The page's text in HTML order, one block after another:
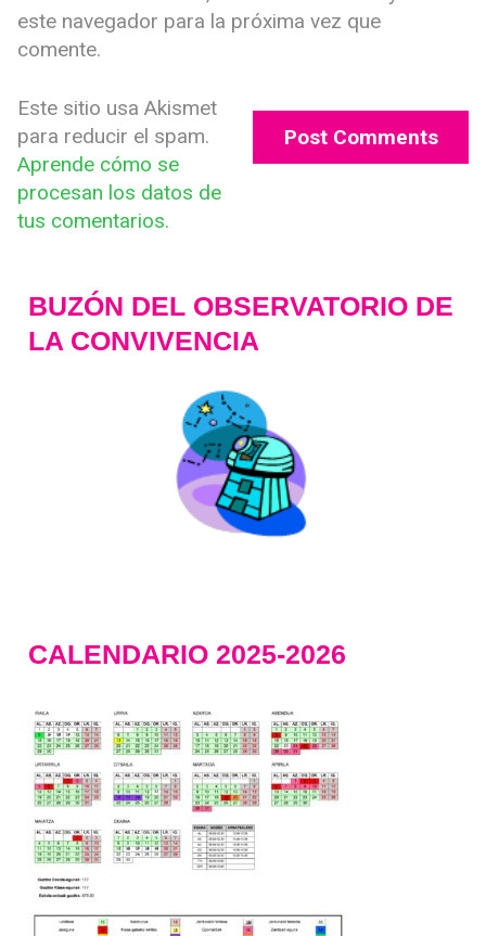
este navegador para la próxima vez que
comente.
Este sitio usa Akismet
para reducir el spam.
Aprende cómo se
procesan los datos de
tus comentarios.
BUZÓN DEL OBSERVATORIO DE
LA CONVIVENCIA
CALENDARIO 2025-2026